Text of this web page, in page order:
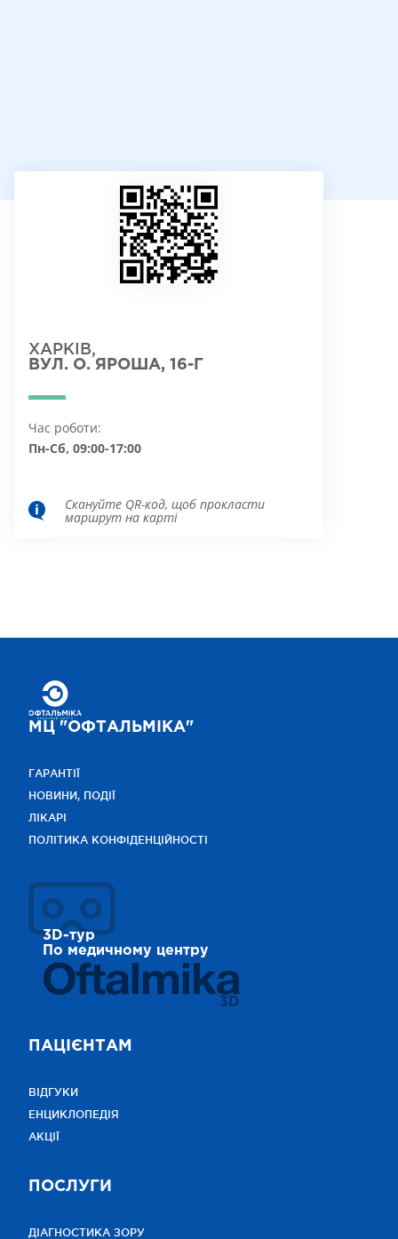
ХАРКІВ,
ВУЛ. О. ЯРОША, 16-Г
Час роботи:
Пн-Сб, 09:00-17:00
Скануйте QR-код, щоб прокласти
маршрут на карті
МЦ "ОФТАЛЬМІКА"
ГАРАНТІЇ
НОВИНИ, ПОДІЇ
ЛІКАРІ
ПОЛІТИКА КОНФІДЕНЦІЙНОСТІ
3D-тур
По медичному центру
3D
ПАЦІЄНТАМ
ВІДГУКИ
ЕНЦИКЛОПЕДІЯ
АКЦІЇ
ПОСЛУГИ
ДІАГНОСТИКА ЗОРУ